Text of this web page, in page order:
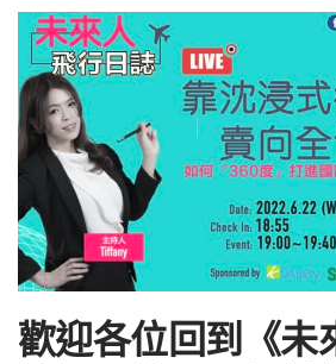
歡迎各位回到《未